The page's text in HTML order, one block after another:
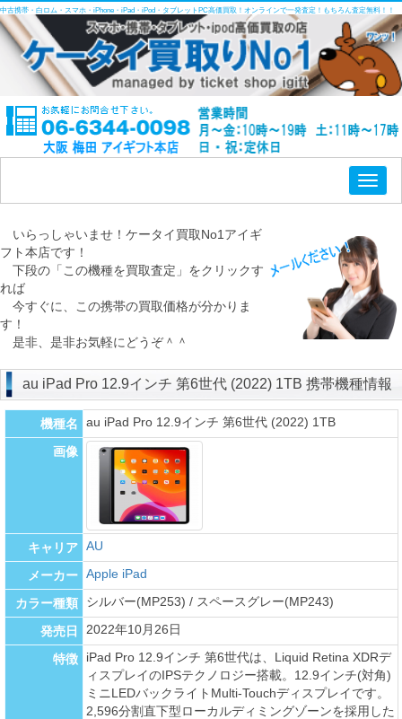
中古携帯・白ロム・スマホ・iPhone・iPad・iPod・タブレットPC高価買取！オンラインで一発査定！もちろん査定無料！！
いらっしゃいませ！ケータイ買取No1アイギ
フト本店です！
下段の「この機種を買取査定」をクリックす
れば
今すぐに、この携帯の買取価格が分かりま
す！
是非、是非お気軽にどうぞ＾＾
au iPad Pro 12.9インチ 第6世代 (2022) 1TB 携帯機種情報
機種名 au iPad Pro 12.9インチ 第6世代 (2022) 1TB
画像
キャリア AU
メーカー Apple iPad
カラー種類 シルバー(MP253) / スペースグレー(MP243)
発売日 2022年10月26日
特徴
iPad Pro 12.9インチ 第6世代は、Liquid Retina XDRデ
ィスプレイのIPSテクノロジー搭載。12.9インチ(対角)
ミニLEDバックライトMulti-Touchディスプレイです。
2,596分割直下型ローカルディミングゾーンを採用した